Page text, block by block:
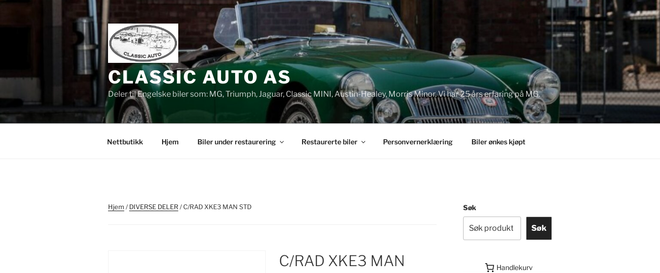
Gå
CLASSIC AUTO AS
Deler til Engelske biler som: MG, Triumph, Jaguar, Classic MINI, Austin-Healey, Morris Minor. Vi har 25 års erfaring på MG.
Nettbutikk Hjem Biler under restaurering Restaurerte biler Personvernerklæring Biler ønkes kjøpt
Hjem /DIVERSE DELER/ C/RAD XKE3 MAN STD
C/RAD XKE3 MAN
Søk
Søk
Handlekurv